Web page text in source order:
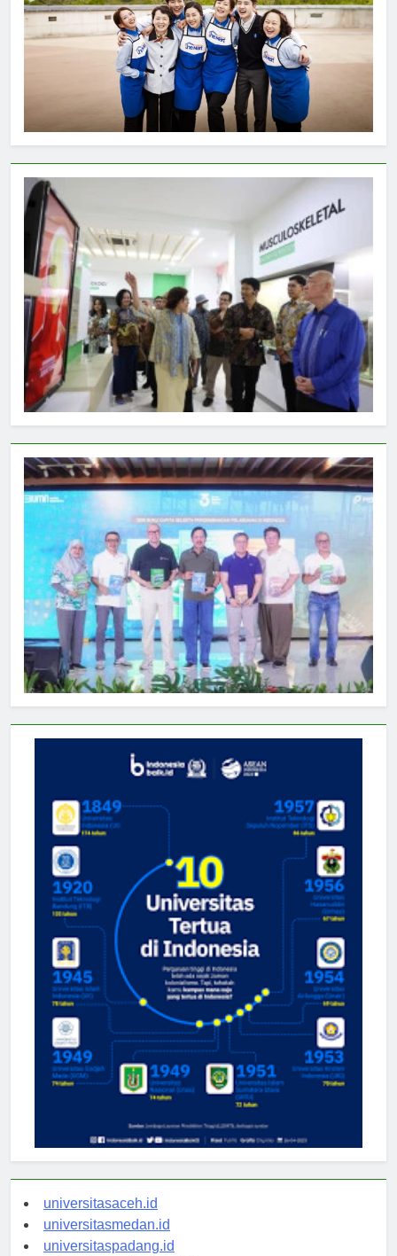
universitasaceh.id
universitasmedan.id